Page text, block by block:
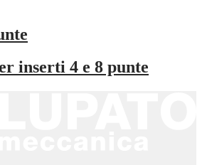
inserti 4 e 8 punte